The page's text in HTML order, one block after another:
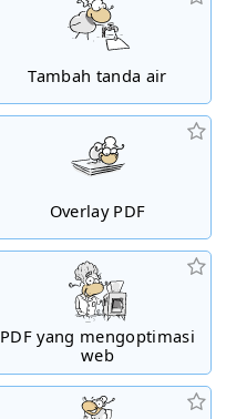
Tambah tanda air
Overlay PDF
PDF yang mengoptimasi
web